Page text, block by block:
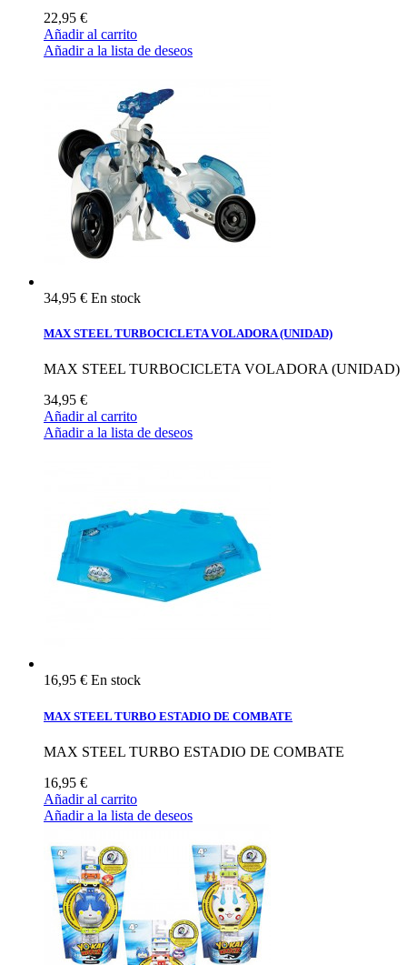
22,95 €
Añadir al carrito
Añadir a la lista de deseos
34,95 € En stock
MAX STEEL TURBOCICLETA VOLADORA (UNIDAD)
MAX STEEL TURBOCICLETA VOLADORA (UNIDAD)
34,95 €
Añadir al carrito
Añadir a la lista de deseos
16,95 € En stock
MAX STEEL TURBO ESTADIO DE COMBATE
MAX STEEL TURBO ESTADIO DE COMBATE
16,95 €
Añadir al carrito
Añadir a la lista de deseos